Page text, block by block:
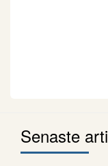
Senaste